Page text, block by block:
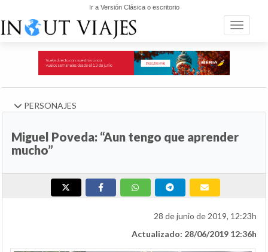
Ir a Versión Clásica o escritorio
Toggle
PERSONAJES
Miguel Poveda: “Aun tengo que aprender
mucho”
28 de junio de 2019, 12:23h
Actualizado: 28/06/2019 12:36h